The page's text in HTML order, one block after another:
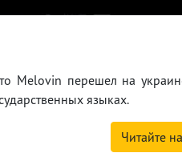
Melovin перешел на
языках.
Читайте